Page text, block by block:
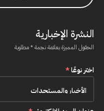
النشرة الإخبارية
الحقول المميزة بعلامة نجمة * مطلوبة
اختر نوعًا*